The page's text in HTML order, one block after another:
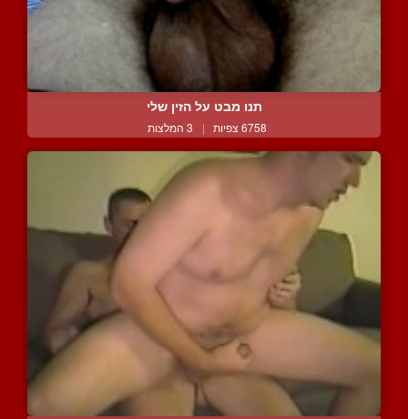
תנו מבט על הזין שלי
6758 צפיות | 3 המלצות